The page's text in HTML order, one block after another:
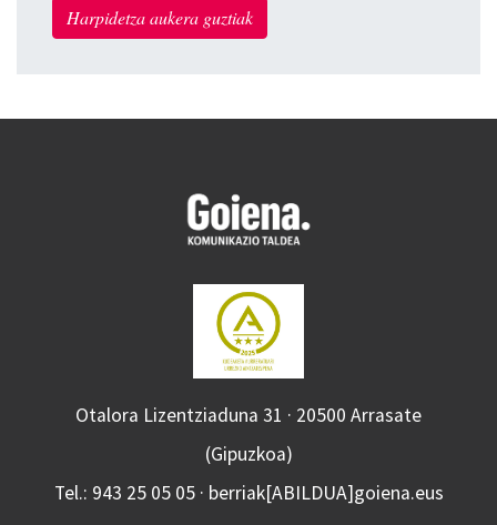
Harpidetza aukera guztiak
Otalora Lizentziaduna 31 · 20500 Arrasate
(Gipuzkoa)
Tel.: 943 25 05 05 · berriak[ABILDUA]goiena.eus